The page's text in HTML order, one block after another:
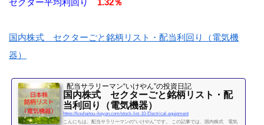
国内株式 セクターごと銘柄リスト・配当利回り（電気機
器）
配当サラリーマン“いけやん”の投資日記 ​
国内株式 セクターごと銘柄リスト・配
当利回り（電気機器）
https://kouhaitou-ikeyan.com/stock-list-10-Electrical-equipment
こんにちは。配当サラリーマンの“いけやん”です。 この記事では、国内株式 電気